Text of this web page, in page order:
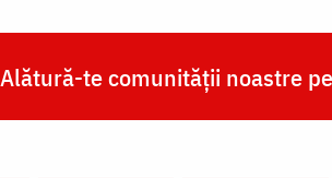
Alătură-te comunității noastre pe